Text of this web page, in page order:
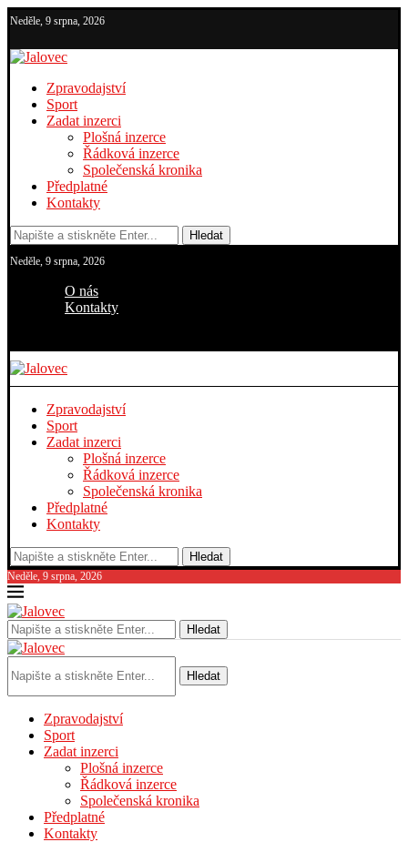
Neděle, 9 srpna, 2026
Zpravodajství
Sport
Zadat inzerci
Plošná inzerce
Řádková inzerce
Společenská kronika
Předplatné
Kontakty
Hledat
Neděle, 9 srpna, 2026
O nás
Kontakty
Zpravodajství
Sport
Zadat inzerci
Plošná inzerce
Řádková inzerce
Společenská kronika
Předplatné
Kontakty
Hledat
Neděle, 9 srpna, 2026
Hledat
Hledat
Zpravodajství
Sport
Zadat inzerci
Plošná inzerce
Řádková inzerce
Společenská kronika
Předplatné
Kontakty